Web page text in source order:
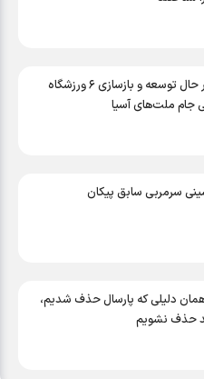
عربستان در حال توسعه و بازسازی ۶ ورزشگاه
جام ملت‌های آسیا
سرمربی سابق پیکان
دلیلی که پارسال حذف شدیم،
حذف نشویم